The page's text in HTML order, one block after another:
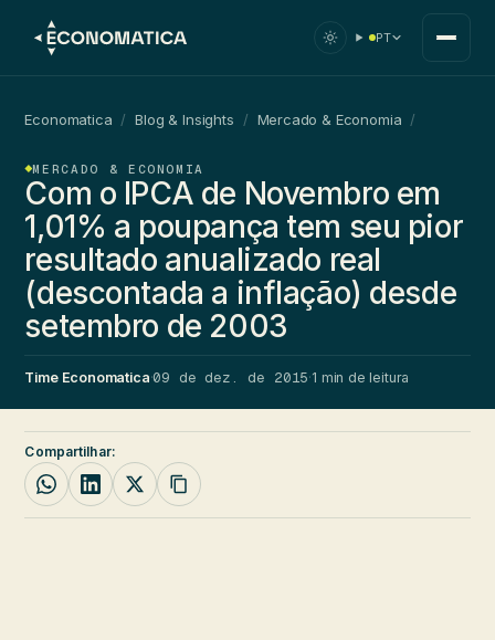
PT
Economatica / Blog & Insights / Mercado & Economia /
MERCADO & ECONOMIA
Com o IPCA de Novembro em
1,01% a poupança tem seu pior
resultado anualizado real
(descontada a inflação) desde
setembro de 2003
Time Economatica·09 de dez. de 2015·1 min de leitura
Compartilhar: